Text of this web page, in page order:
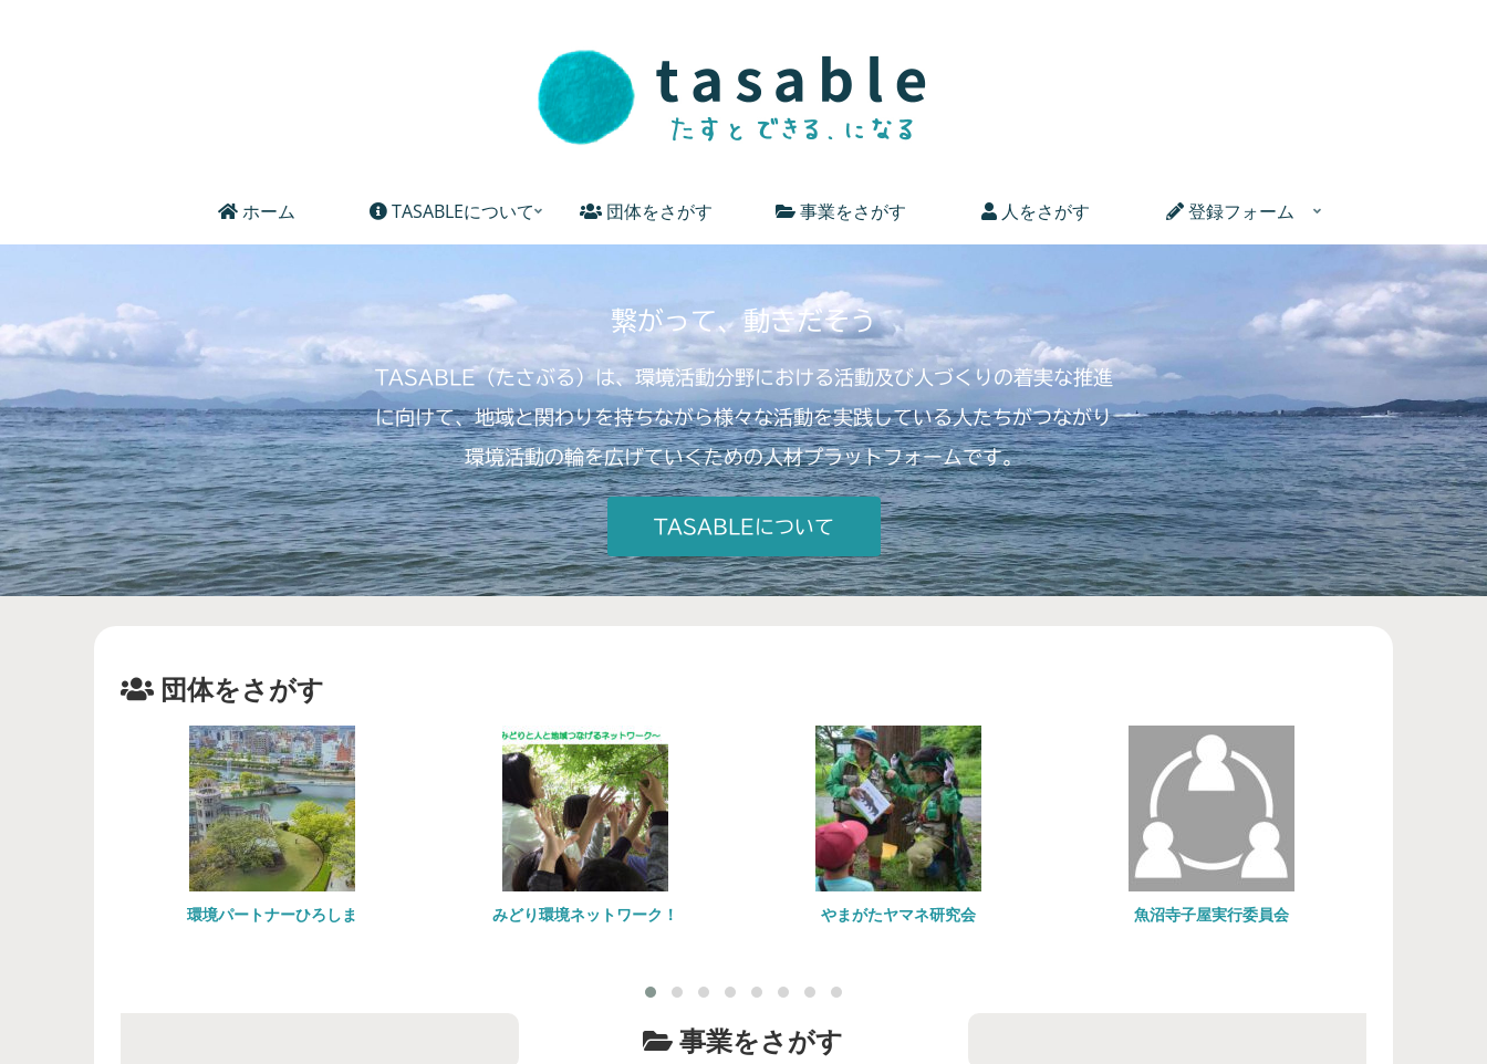
ホーム TASABLEについて 団体をさがす 事業をさがす 人をさがす 登録フォーム
繋がって、動きだそう
TASABLE（たさぶる）は、環境活動分野における活動及び人づくりの着実な推進
に向けて、地域と関わりを持ちながら様々な活動を実践している人たちがつながり
環境活動の輪を広げていくための人材プラットフォームです。
TASABLEについて
団体をさがす
環境パートナーひろしま みどり環境ネットワーク！ やまがたヤマネ研究会 魚沼寺子屋実行委員会
事業をさがす